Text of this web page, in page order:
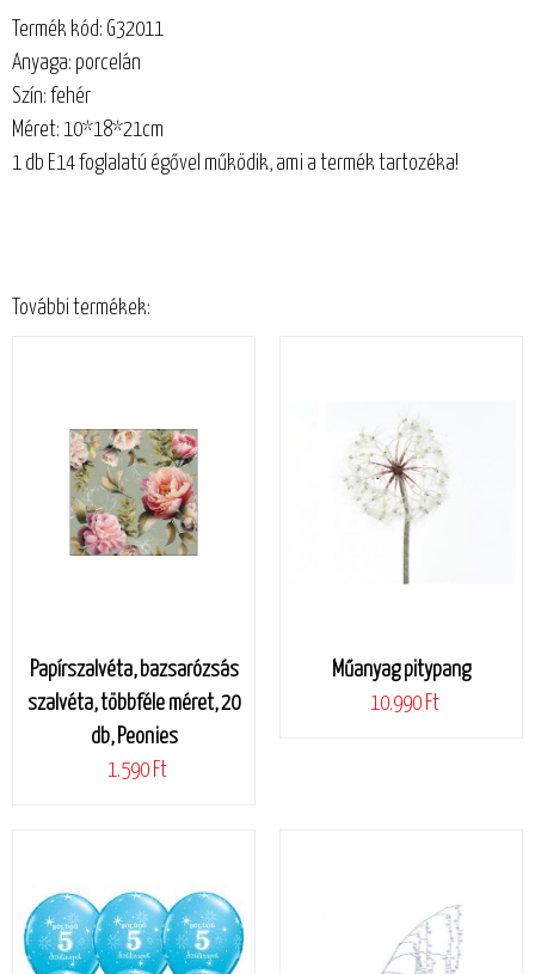
Termék kód: G32011
Anyaga: porcelán
Szín: fehér
Méret: 10*18*21cm
1 db E14 foglalatú égővel működik, ami a termék tartozéka!
További termékek:
Papírszalvéta, bazsarózsás
szalvéta, többféle méret, 20
db, Peonies
1.590 Ft
Műanyag pitypang
10.990 Ft